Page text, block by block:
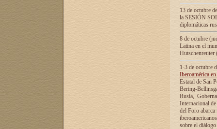
13 de octubre
la SESIÓN
diplomáticas
8 de octubre
Latina en el
1-3 de octubre
Iberoamérica
Estatal de San
Bering-
Rusia,
Internacional
del Foro
sobre el